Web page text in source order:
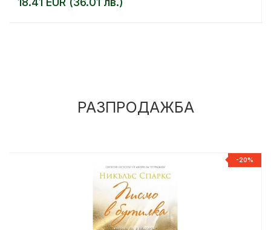
РАЗПРОДАЖБА
-20%